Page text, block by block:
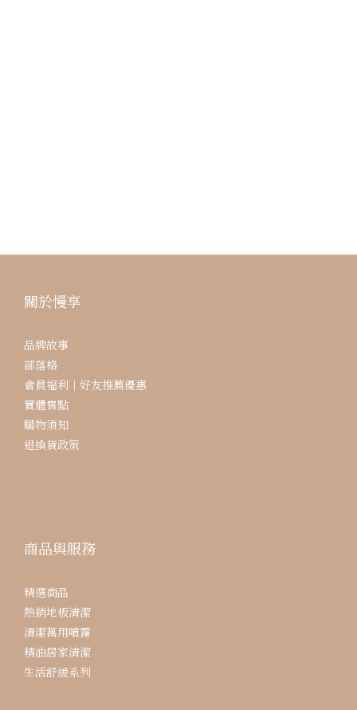
關於慢享
品牌故事
部落格
會員福利｜好友推薦優惠
實體售點
購物須知
退換貨政策
商品與服務
精選商品
熱銷地板清潔
清潔萬用噴霧
精油居家清潔
生活舒緩系列